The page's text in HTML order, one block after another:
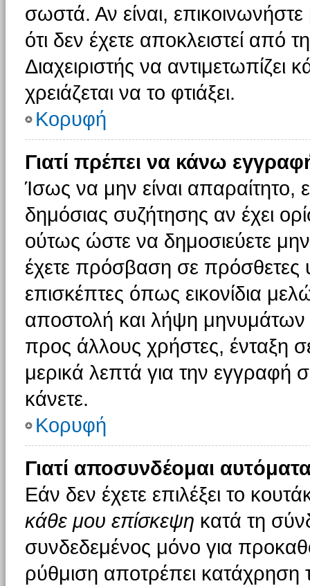
σωστά. Αν είναι, επικοινωνήστε
ότι δεν έχετε αποκλειστεί από
Διαχειριστής να αντιμετωπίζει
χρειάζεται να το φτιάξει.
Κορυφή
Γιατί πρέπει να κάνω
Ίσως να μην είναι απαραίτητο,
δημόσιας συζήτησης αν έχει
ούτως ώστε να δημοσιεύετε
έχετε πρόσβαση σε πρόσθετες
επισκέπτες όπως εικονίδια
αποστολή και λήψη μηνυμάτων
προς άλλους χρήστες, ένταξη
μερικά λεπτά για την
κάνετε.
Κορυφή
Γιατί αποσυνδέομαι
Εάν δεν έχετε επιλέξει το
κάθε μου επίσκεψη κατά τη
συνδεδεμένος μόνο για
ρύθμιση αποτρέπει